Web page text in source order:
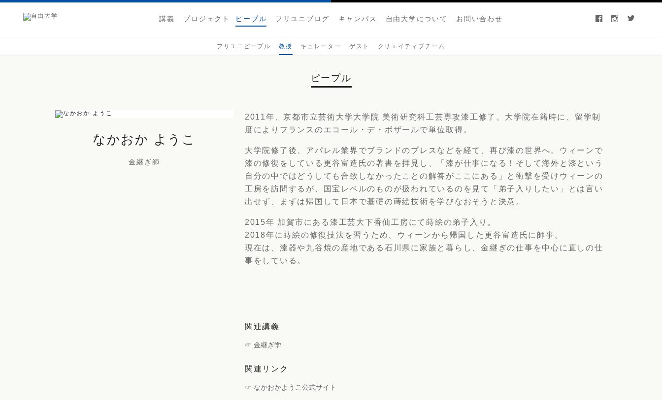
講義 プロジェクト ピープル フリユニブログ キャンパス 自由大学について お問い合わせ facebook instagram twitter
フリユニピープル 教授 キュレーター ゲスト クリエイティブチーム
ピープル
なかおか ようこ
金継ぎ師
2011年、京都市立芸術大学大学院 美術研究科工芸専攻漆工修了。大学院在籍時に、留学制
度によりフランスのエコール・デ・ボザールで単位取得。
大学院修了後、アパレル業界でブランドのプレスなどを経て、再び漆の世界へ。ウィーンで
漆の修復をしている更谷富造氏の著書を拝見し、「漆が仕事になる！そして海外と漆という
自分の中ではどうしても合致しなかったことの解答がここにある」と衝撃を受けウィーンの
工房を訪問するが、国宝レベルのものが扱われているのを見て「弟子入りしたい」とは言い
出せず、まずは帰国して日本で基礎の蒔絵技術を学びなおそうと決意。
2015年 加賀市にある漆工芸大下香仙工房にて蒔絵の弟子入り。
2018年に蒔絵の修復技法を習うため、ウィーンから帰国した更谷富造氏に師事。
現在は、漆器や九谷焼の産地である石川県に家族と暮らし、金継ぎの仕事を中心に直しの仕
事をしている。
関連講義
☞ 金継ぎ学
関連リンク
☞ なかおかようこ公式サイト